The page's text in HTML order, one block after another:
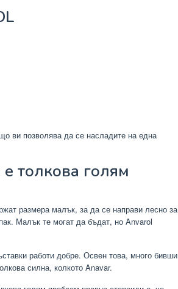
ви позволява да се насладите на една
толкова голям
размера малък, за да се направи лесно за
Малък те могат да бъдат, но Anvarol
работи добре. Освен това, много бивши
силна, колкото Anavar.